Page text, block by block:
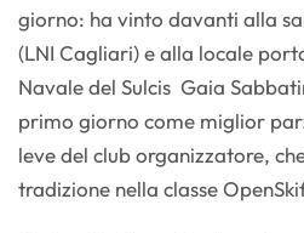
giorno: ha vinto davanti alla
(LNI Cagliari) e alla locale
Navale del Sulcis Gaia
primo giorno come miglior
leve del club organizzatore,
tradizione nella classe